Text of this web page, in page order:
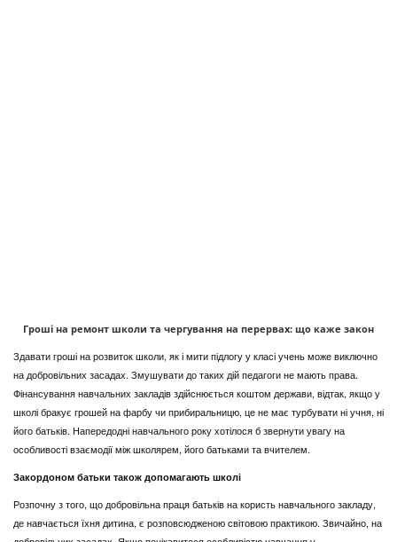
Гроші на ремонт школи та чергування на перервах: що каже закон
Здавати гроші на розвиток школи, як і мити підлогу у класі учень може виключно
на добровільних засадах. Змушувати до таких дій педагоги не мають права.
Фінансування навчальних закладів здійснюється коштом держави, відтак, якщо у
школі бракує грошей на фарбу чи прибиральницю, це не має турбувати ні учня, ні
його батьків. Напередодні навчального року хотілося б звернути увагу на
особливості взаємодії між школярем, його батьками та вчителем.
Закордоном батьки також допомагають школі
Розпочну з того, що добровільна праця батьків на користь навчального закладу,
де навчається їхня дитина, є розповсюдженою світовою практикою. Звичайно, на